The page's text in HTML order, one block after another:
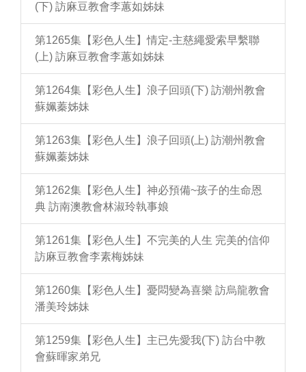
(下) 訪麻豆教會李蕙如姊妹
第1265集【彩色人生】情定-主慈繩愛索早繫聯
(上) 訪麻豆教會李蕙如姊妹
第1264集【彩色人生】浪子回頭(下) 訪潮州教會
蘇姵蓁姊妹
第1263集【彩色人生】浪子回頭(上) 訪潮州教會
蘇姵蓁姊妹
第1262集【彩色人生】神必預備~孩子的生命恩
典 訪南澳教會林淑玲執事娘
第1261集【彩色人生】不完美的人生 完美的信仰
訪麻豆教會李素梅姊妹
第1260集【彩色人生】憂悶變為喜樂 訪烏龍教會
潘美玲姊妹
第1259集【彩色人生】主已先愛我(下) 訪台中教
會蘇暉家弟兄